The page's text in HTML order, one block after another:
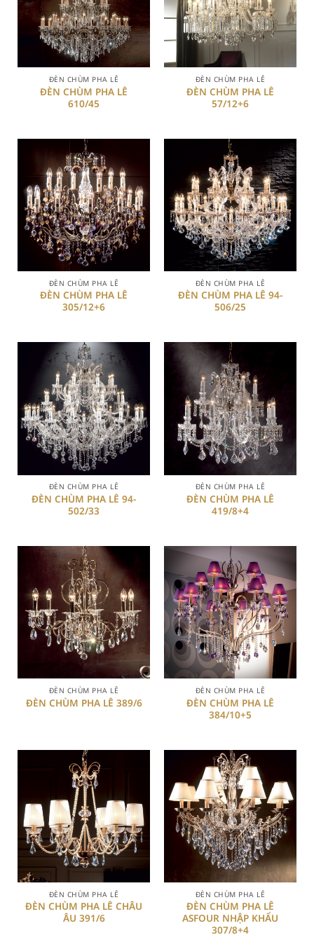
ĐÈN CHÙM PHA LÊ
ĐÈN CHÙM PHA LÊ
610/45
ĐÈN CHÙM PHA LÊ
ĐÈN CHÙM PHA LÊ
57/12+6
ĐÈN CHÙM PHA LÊ
ĐÈN CHÙM PHA LÊ
305/12+6
ĐÈN CHÙM PHA LÊ
ĐÈN CHÙM PHA LÊ 94-
506/25
ĐÈN CHÙM PHA LÊ
ĐÈN CHÙM PHA LÊ 94-
502/33
ĐÈN CHÙM PHA LÊ
ĐÈN CHÙM PHA LÊ
419/8+4
ĐÈN CHÙM PHA LÊ
ĐÈN CHÙM PHA LÊ 389/6
ĐÈN CHÙM PHA LÊ
ĐÈN CHÙM PHA LÊ
384/10+5
ĐÈN CHÙM PHA LÊ
ĐÈN CHÙM PHA LÊ CHÂU
ÂU 391/6
ĐÈN CHÙM PHA LÊ
ĐÈN CHÙM PHA LÊ
ASFOUR NHẬP KHẨU
307/8+4